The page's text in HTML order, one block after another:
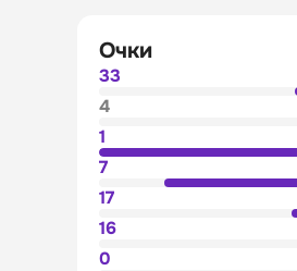
Очки
33
4
1
7
17
16
0